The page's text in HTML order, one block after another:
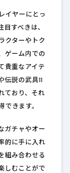
イヤーにとっ
目すべきは、
クターやトク
ゲーム内での
貴重なアイテ
説の武具11
ており、それ
できます。
ガチャやオー
的に手に入れ
組み合わせる
しむことがで